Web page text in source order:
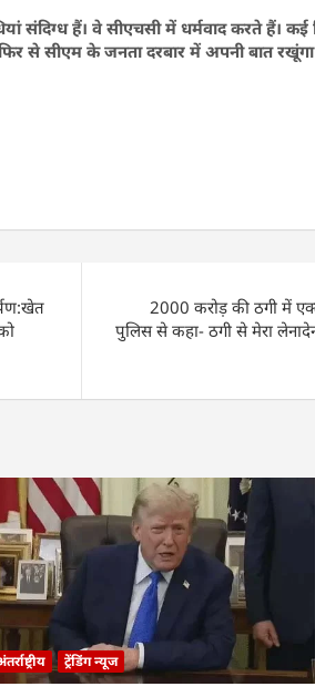
संदिग्ध हैं। वे सीएचसी में धर्मवाद करते हैं। कई
से सीएम के जनता दरबार में अपनी बात
2000 करोड़ की ठगी में
पुलिस से कहा- ठगी से मेरा
ट्रेंडिंग न्यूज